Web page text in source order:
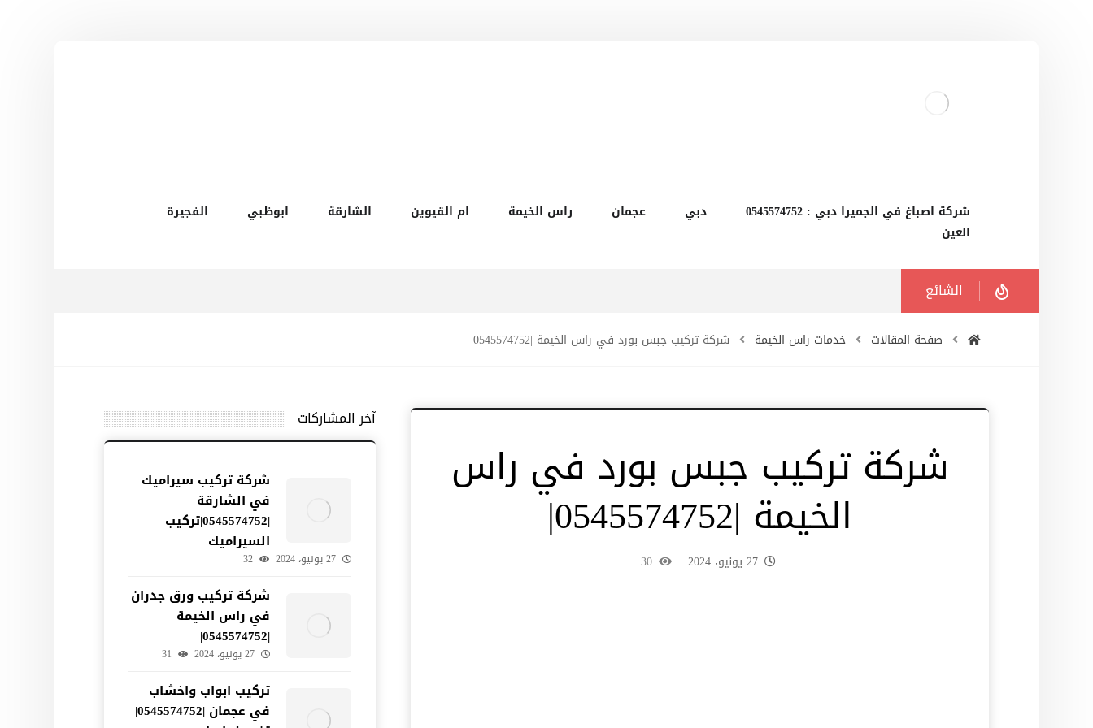
‫شركة اصباغ في الجميرا دبي : 0545574752 دبي عجمان راس الخيمة ام القيوين الشارقة ابوظبي
الفجيرة
العين
الشائع
صفحة المقالات خدمات راس الخيمة شركة تركيب جبس بورد في راس الخيمة |0545574752|
شركة تركيب جبس بورد في راس
الخيمة |0545574752|
27 يونيو، 2024 30
آخر المشاركات
شركة تركيب سيراميك
في الشارقة
|0545574752|تركيب
السيراميك
27 يونيو، 2024 32
شركة تركيب ورق جدران
في راس الخيمة
|0545574752|
27 يونيو، 2024 31
تركيب ابواب واخشاب
في عجمان |0545574752|